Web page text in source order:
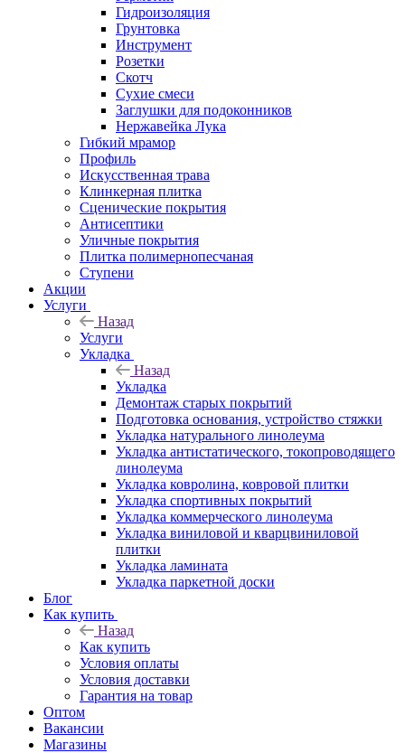
Гидроизоляция
Грунтовка
Инструмент
Розетки
Скотч
Сухие смеси
Заглушки для подоконников
Нержавейка Лука
Гибкий мрамор
Профиль
Искусственная трава
Клинкерная плитка
Сценические покрытия
Антисептики
Уличные покрытия
Плитка полимернопесчаная
Ступени
Акции
Услуги
Назад
Услуги
Укладка
Назад
Укладка
Демонтаж старых покрытий
Подготовка основания, устройство стяжки
Укладка натурального линолеума
Укладка антистатического, токопроводящего
линолеума
Укладка ковролина, ковровой плитки
Укладка спортивных покрытий
Укладка коммерческого линолеума
Укладка виниловой и кварцвиниловой
плитки
Укладка ламината
Укладка паркетной доски
Блог
Как купить
Назад
Как купить
Условия оплаты
Условия доставки
Гарантия на товар
Оптом
Вакансии
Магазины